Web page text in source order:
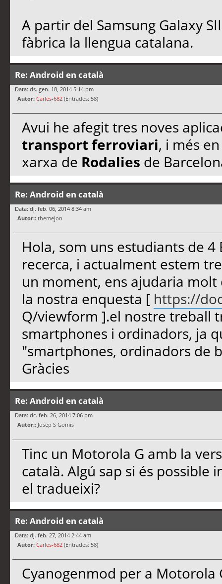
A partir del Samsung Galaxy
fàbrica la llengua catalana.
Re: Android en català
Data: ds. gen. 18, 2014 5:14 pm
Autor: Carles-682 (Entrades: 58)
Avui he afegit tres noves
transport ferroviari, i més
xarxa de Rodalies de
Re: Android en català
Data: dj. feb. 06, 2014 8:34 am
Autor:: themejon
Hola, som uns estudiants de 4
recerca, i actualment estem
un moment, ens ajudaria
la nostra enquesta [ https://
Q/viewform ].el nostre treball
smartphones i ordinadors, ja
"smartphones, ordinadors de
Gràcies
Re: Android en català
Data: dc. feb. 26, 2014 7:06 pm
Autor:: Josep S Gomis
Tinc un Motorola G amb la
català. Algú sap si és possible
el tradueixi?
Re: Android en català
Data: dj. feb. 27, 2014 2:44 am
Autor: Carles-682 (Entrades: 58)
Cyanogenmod per a Motorola